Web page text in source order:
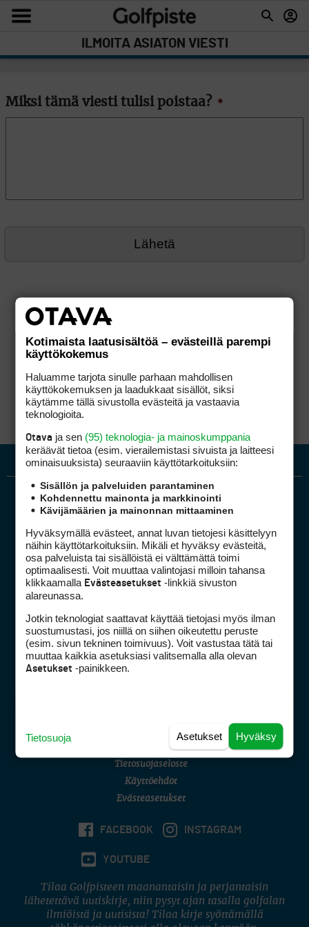
ILMOITA ASIATON VIESTI
Miksi tämä viesti tulisi poistaa? *
Golfpiste mediakortti
Golfpisteen yhteystiedot
DSA avoimuusraportti
Asiakaspalvelu
(digi) digi@otavamedia.fi
Tietosuojaseloste
Käyttöehdot
Evästeasetukset
FACEBOOK INSTAGRAM
YOUTUBE
Tilaa Golfpisteen maanantaisin ja perjantaisin
lähetettävä uutiskirje, niin pysyt ajan tasalla golfalan
ilmiöistä ja uutisista! Tilaa kirje syöttämällä
Kotimaista laatusisältöä – evästeillä parempi
käyttökokemus
Haluamme tarjota sinulle parhaan mahdollisen
käyttökokemuksen ja laadukkaat sisällöt, siksi
käytämme tällä sivustolla evästeitä ja vastaavia
teknologioita.
Otava ja sen (95) teknologia- ja mainoskumppania
keräävät tietoa (esim. vierailemis­tasi sivuista ja laitteesi
ominaisuuk­sista) seuraaviin käyttötarkoituksiin:
Sisällön ja palveluiden parantaminen
Kohdennettu mainonta ja markkinointi
Kävijämäärien ja mainonnan mittaaminen
Hyväksymällä evästeet, annat luvan tietojesi käsittelyyn
näihin käyttötarkoituksiin. Mikäli et hyväksy evästeitä,
osa palveluista tai sisällöistä ei välttämättä toimi
optimaalisesti. Voit muuttaa valintojasi milloin tahansa
klikkaamalla Evästeasetukset -linkkiä sivuston
alareunassa.
Jotkin teknologiat saattavat käyttää tietojasi myös ilman
suostumustasi, jos niillä on siihen oikeutettu peruste
(esim. sivun tekninen toimivuus). Voit vastustaa tätä tai
muuttaa kaikkia asetuksiasi valitsemalla alla olevan
Asetukset -painikkeen.
Hyväksy
Asetukset
Tietosuoja